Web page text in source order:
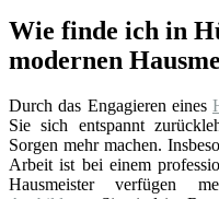
Wie finde ich in
modernen
Durch das Engagieren eines
Sie sich entspannt
Sorgen mehr machen.
Arbeit ist bei einem
Hausmeister verfügen